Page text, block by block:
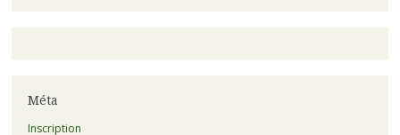
Méta
Inscription